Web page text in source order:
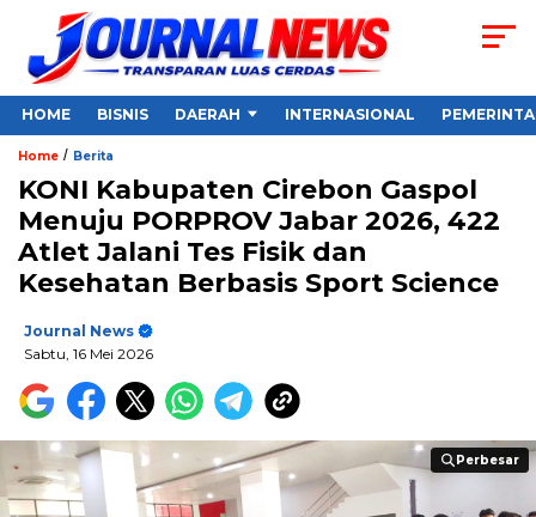
HOME BISNIS DAERAH INTERNASIONAL
Home / Berita
KONI Kabupaten Cirebon Gaspol
Menuju PORPROV Jabar 2026, 422
Atlet Jalani Tes Fisik dan
Kesehatan Berbasis Sport Science
Journal News
Sabtu, 16 Mei 2026
Perbesar
Perbesar